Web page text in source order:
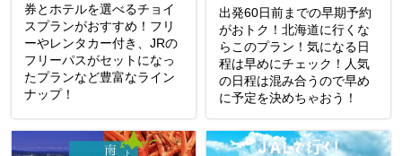
券とホテルを選べるチョイ
スプランがおすすめ！フリ
ーやレンタカー付き、JRの
フリーパスがセットになっ
たプランなど豊富なライン
ナップ！
出発60日前までの早期予約
がおトク！北海道に行くな
らこのプラン！気になる日
程は早めにチェック！人気
の日程は混み合うので早め
に予定を決めちゃおう！